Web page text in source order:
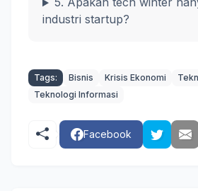
industri startup?
Tags: Bisnis Krisis Ekonomi
Teknologi Informasi
Facebook